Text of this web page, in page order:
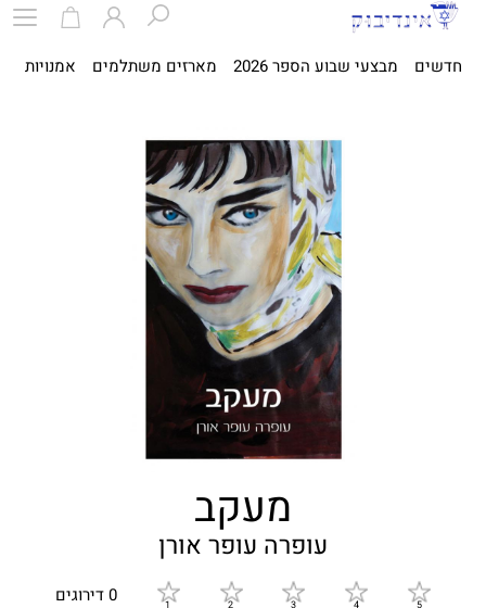
חדשים מבצעי שבוע הספר 2026 מארזים משתלמים אמנויות
מעקב
עופרה עופר אורן
0 דירוגים